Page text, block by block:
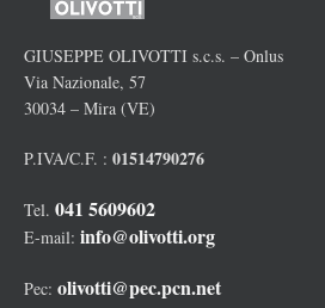
GIUSEPPE OLIVOTTI s.c.s. – Onlus
Via Nazionale, 57
30034 – Mira (VE)
P.IVA/C.F. : 01514790276
Tel. 041 5609602
E-mail: info@olivotti.org
Pec: olivotti@pec.pcn.net